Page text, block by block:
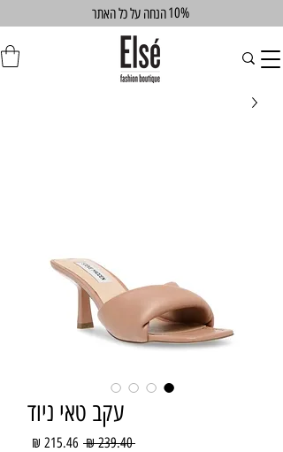
הנחה על כל האתר10%
עקב טאי ניוד
‏239.40 ‏₪
מחיר